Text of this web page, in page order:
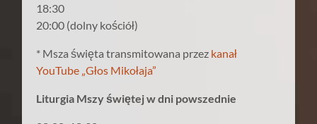
18:30
20:00 (dolny kościół)
* Msza święta transmitowana przez kanał
YouTube „Głos Mikołaja”
Liturgia Mszy świętej w dni powszednie